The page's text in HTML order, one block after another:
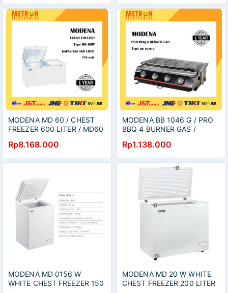
MODENA MD 60 / CHEST
FREEZER 600 LITER / MD60
Rp8.168.000
MODENA BB 1046 G / PRO
BBQ 4 BURNER GAS /
Rp1.138.000
MODENA MD 0156 W
WHITE CHEST FREEZER 150
MODENA MD 20 W WHITE
CHEST FREEZER 200 LITER